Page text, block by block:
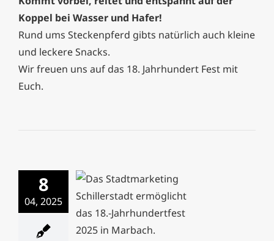
Koppel bei Wasser und Hafer!
Rund ums Steckenpferd gibts natürlich auch kleine
und leckere Snacks.
Wir freuen uns auf das 18. Jahrhundert Fest mit
Euch.
8
04, 2025
Marbach feiert
Geschichte – Wir
danken unseren